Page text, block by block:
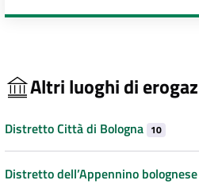
Altri luoghi di
Distretto Città di Bologna 10
Distretto dell’Appennino bolognese